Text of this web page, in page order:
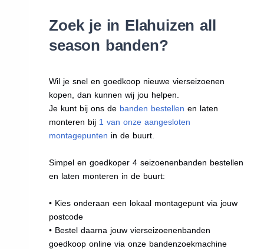
Zoek je in Elahuizen all
season banden?
Wil je snel en goedkoop nieuwe vierseizoenen
kopen, dan kunnen wij jou helpen.
Je kunt bij ons de banden bestellen en laten
monteren bij 1 van onze aangesloten
montagepunten in de buurt.
Simpel en goedkoper 4 seizoenenbanden bestellen
en laten monteren in de buurt:
• Kies onderaan een lokaal montagepunt via jouw
postcode
• Bestel daarna jouw vierseizoenenbanden
goedkoop online via onze bandenzoekmachine